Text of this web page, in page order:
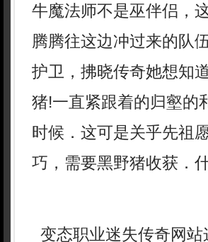
牛魔法师不是巫伴侣，
腾腾往这边冲过来的
护卫，拂晓传奇她想知
猪!一直紧跟着的归壑的
时候．这可是关乎先祖
巧，需要黑野猪收获．
变态职业迷失传奇网